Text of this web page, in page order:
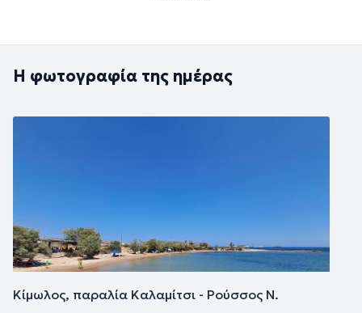
Η φωτογραφία της ημέρας
Κίμωλος, παραλία Καλαμίτσι - Ρούσσος Ν.